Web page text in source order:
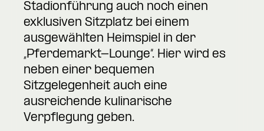
Stadionführung auch noch einen
exklusiven Sitzplatz bei einem
ausgewählten Heimspiel in der
„Pferdemarkt-Lounge“. Hier wird es
neben einer bequemen
Sitzgelegenheit auch eine
ausreichende kulinarische
Verpflegung geben.